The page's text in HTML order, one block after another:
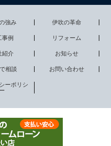
強み 伊吹の革命
事例 リフォーム
紹介 お知らせ
相談 お問い合わせ
ーポリシ
ー